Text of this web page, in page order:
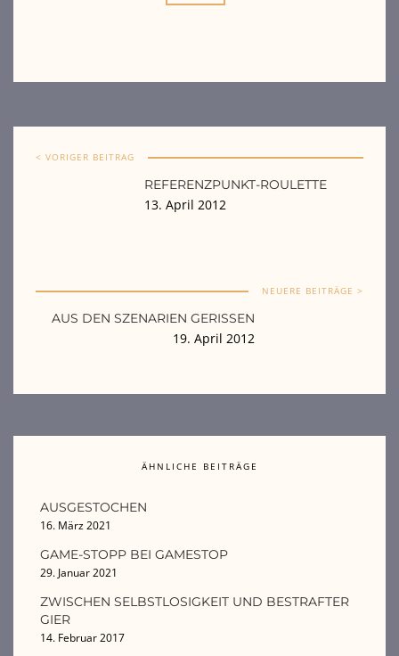
< VORIGER BEITRAG
REFERENZPUNKT-ROULETTE
13. April 2012
NEUERE BEITRÄGE >
AUS DEN SZENARIEN GERISSEN
19. April 2012
ÄHNLICHE BEITRÄGE
AUSGESTOCHEN
16. März 2021
GAME-STOPP BEI GAMESTOP
29. Januar 2021
ZWISCHEN SELBSTLOSIGKEIT UND BESTRAFTER
GIER
14. Februar 2017